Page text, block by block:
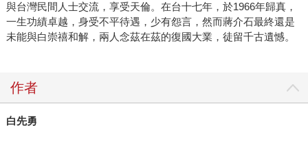
與台灣民間人士交流，享受天倫。在台十七年，於1966年歸真，
一生功績卓越，身受不平待遇，少有怨言，然而蔣介石最終還是
未能與白崇禧和解，兩人念茲在茲的復國大業，徒留千古遺憾。
作者
白先勇